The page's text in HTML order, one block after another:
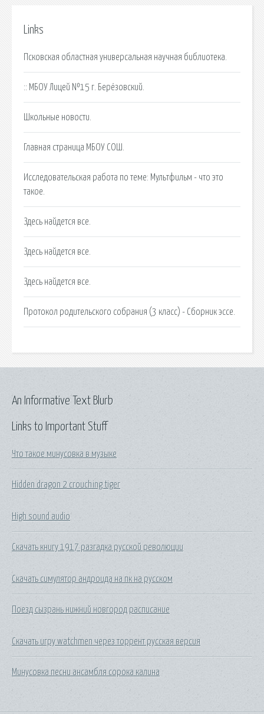
Links
Псковская областная универсальная научная библиотека.
:: МБОУ Лицей №15 г. Берёзовский.
Школьные новости.
Главная страница МБОУ СОШ.
Исследовательская работа по теме: Мультфильм - что это
такое.
Здесь найдется все.
Здесь найдется все.
Здесь найдется все.
Протокол родительского собрания (3 класс) - Сборник эссе.
Links to Important Stuff
Что такое минусовка в музыке
Hidden dragon 2 crouching tiger
High sound audio
Скачать книгу 1917 разгадка русской революции
Скачать симулятор андроида на пк на русском
Поезд сызрань нижний новгород расписание
Скачать игру watchmen через торрент русская версия
Минусовка песни ансамбля сорока калина
An Informative Text Blurb